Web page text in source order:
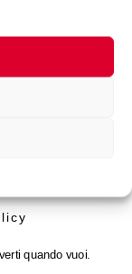
applicative
di
di
quando vuoi.